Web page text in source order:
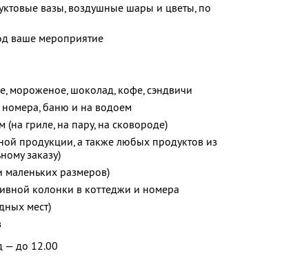
вазы, воздушные шары и цветы, по
ваше мероприятие
мороженое, шоколад, кофе, сэндвичи
номера, баню и на водоем
гриле, на пару, на сковороде)
продукции, а также любых продуктов из
заказу)
размеров)
колонки в коттеджи и номера
мест)
— до 12.00